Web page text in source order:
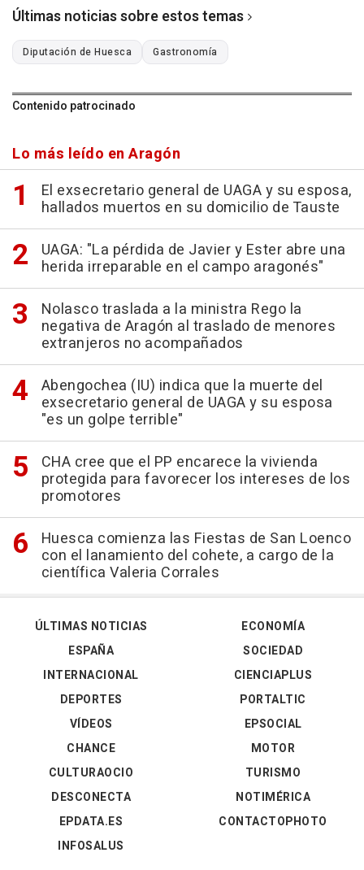
Últimas noticias sobre estos temas
Diputación de Huesca Gastronomía
Contenido patrocinado
Lo más leído en Aragón
El exsecretario general de UAGA y su esposa,
hallados muertos en su domicilio de Tauste
UAGA: "La pérdida de Javier y Ester abre una
herida irreparable en el campo aragonés"
Nolasco traslada a la ministra Rego la
negativa de Aragón al traslado de menores
extranjeros no acompañados
Abengochea (IU) indica que la muerte del
exsecretario general de UAGA y su esposa
"es un golpe terrible"
CHA cree que el PP encarece la vivienda
protegida para favorecer los intereses de los
promotores
Huesca comienza las Fiestas de San Loenco
con el lanamiento del cohete, a cargo de la
científica Valeria Corrales
ÚLTIMAS NOTICIAS
ESPAÑA
INTERNACIONAL
DEPORTES
VÍDEOS
ECONOMÍA
SOCIEDAD
CIENCIAPLUS
PORTALTIC
EPSOCIAL
CHANCE
CULTURAOCIO
DESCONECTA
EPDATA.ES
INFOSALUS
MOTOR
TURISMO
NOTIMÉRICA
CONTACTOPHOTO